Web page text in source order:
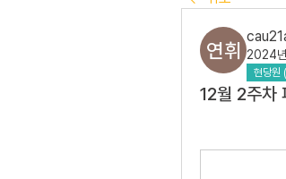
2024
현당원
12월 2주차